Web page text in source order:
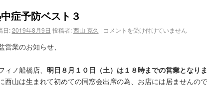
症予防ベスト３
日: 2019年8月9日 投稿者: 西山 克久 | コメントを受け付けていません
営業のお知らせ、
ィノ船橋店、 明日８月１０日（土）は１８時までの営業となり
西山は生まれて初めての同窓会出席の為、お店には居ませんの